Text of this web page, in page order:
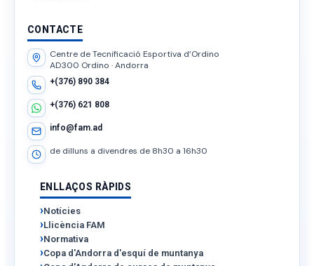
CONTACTE
Centre de Tecnificació Esportiva d’Ordino
AD300 Ordino · Andorra
+(376) 890 384
+(376) 621 808
info@fam.ad
de dilluns a divendres de 8h30 a 16h30
ENLLAÇOS RÀPIDS
Notícies
Llicència FAM
Normativa
Copa d'Andorra d'esquí de muntanya